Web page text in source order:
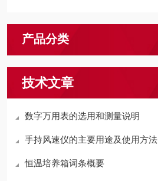
产品分类
技术文章
数字万用表的选用和测量说明
手持风速仪的主要用途及使用方法
恒温培养箱词条概要